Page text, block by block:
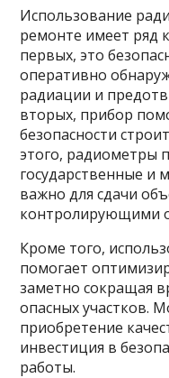
Использование
ремонте имеет ряд
первых, это
оперативно
радиации и
вторых, прибор
безопасности
этого, радиометры
государственные
важно для сдачи
контролирующими
Кроме того,
помогает
заметно сокращая
опасных участков.
приобретение
инвестиция в
работы.